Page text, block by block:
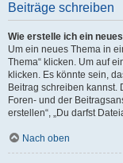
Beiträge schreiben
Wie erstelle ich ein
Um ein neues Thema in
Thema“ klicken. Um auf
klicken. Es könnte sein,
Beitrag schreiben
Foren- und der
erstellen“, „Du darfst
Nach oben